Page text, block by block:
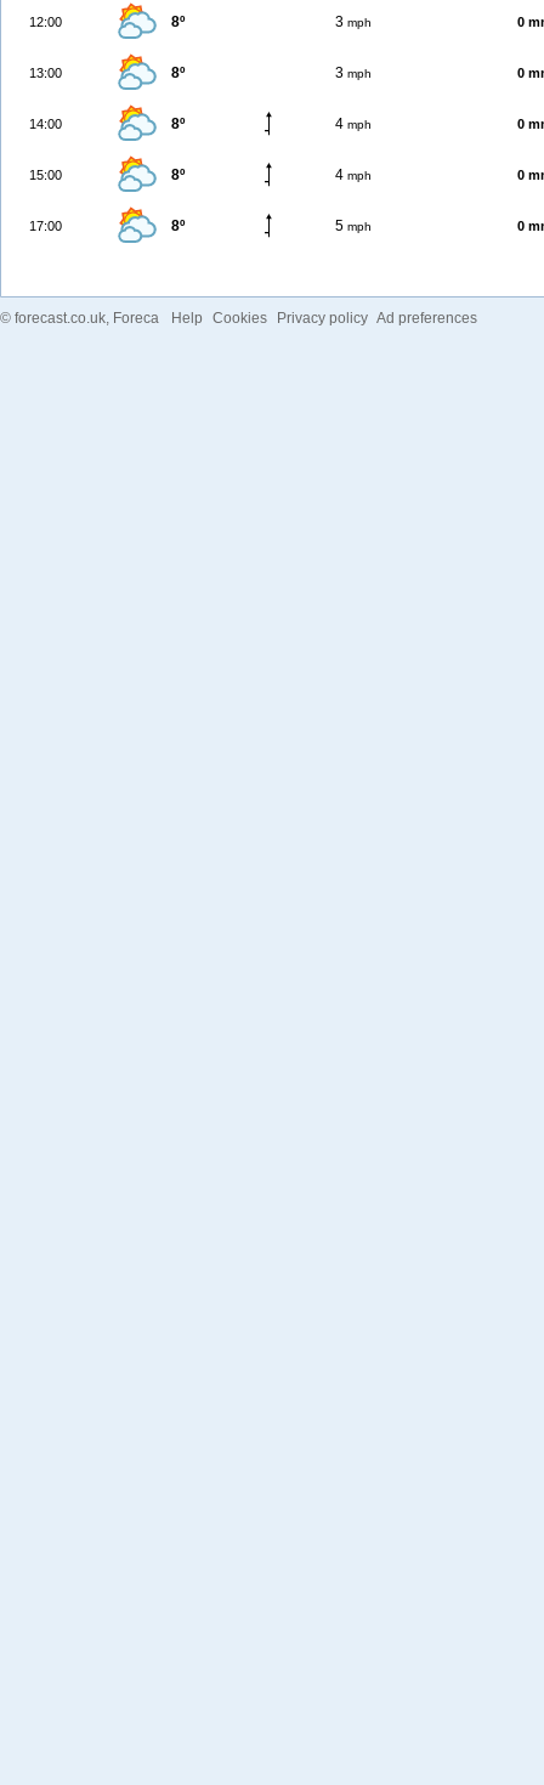
12:00 8º 3 mph 0
13:00 8º 3 mph 0
14:00 8º 4 mph 0
15:00 8º 4 mph 0
17:00 8º 5 mph 0
© forecast.co.uk, Foreca Help Cookies Privacy policy Ad preferences